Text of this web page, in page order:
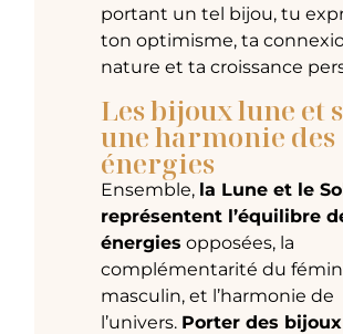
portant un tel bijou, tu
ton optimisme, ta
nature et ta croissance
Les bijoux lune et
une harmonie des
énergies
Ensemble, la Lune et le
représentent l’équilibre
énergies opposées, la
complémentarité du
masculin, et l’harmonie de
l’univers. Porter des bijoux